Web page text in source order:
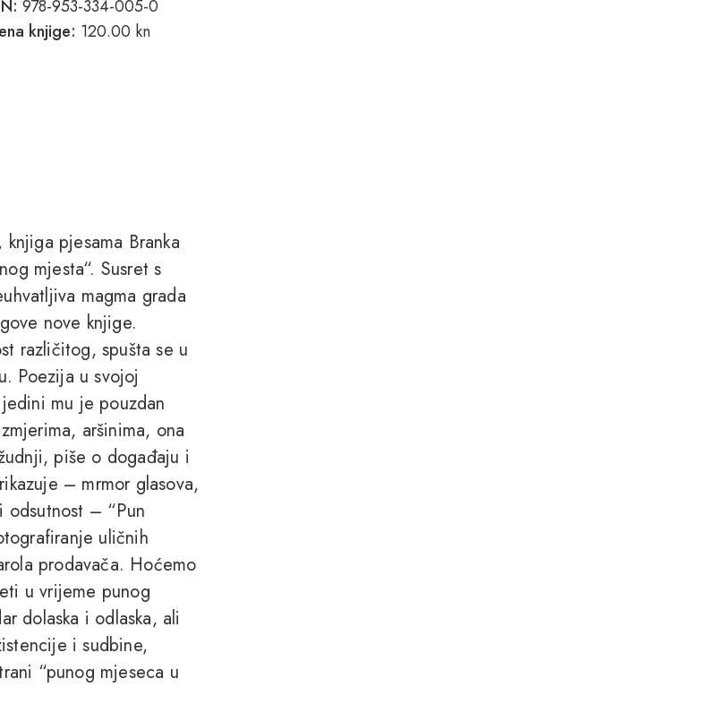
978-953-334-005-0
knjige: 120.00 kn
pjesama Branka
mjesta“. Susret s
magma grada
nove knjige.
različitog, spušta se u
Poezija u svojoj
mu je pouzdan
aršinima, ona
piše o događaju i
– mrmor glasova,
– “Pun
uličnih
prodavača. Hoćemo
u vrijeme punog
dolaska i odlaska, ali
i sudbine,
“punog mjeseca u